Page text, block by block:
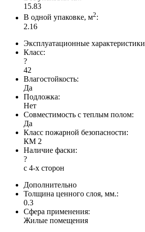
15.83
В одной упаковке, м2:
2.16
Эксплуатационные характеристики
Класс:
?
42
Влагостойкость:
Да
Подложка:
Нет
Совместимость с теплым полом:
Да
Класс пожарной безопасности:
КМ 2
Наличие фаски:
?
с 4-х сторон
Дополнительно
Толщина ценного слоя, мм.:
0.3
Сфера применения:
Жилые помещения